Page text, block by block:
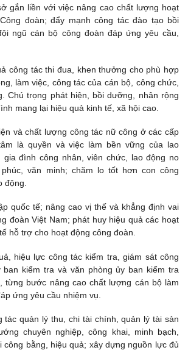
gắn liền với việc nâng cao chất lượng hoạt
đoàn; đẩy mạnh công tác đào tạo bồi
ngũ cán bộ công đoàn đáp ứng yêu cầu,
công tác thi đua, khen thưởng cho phù hợp
làm việc, công tác của cán bộ, công chức,
Chú trọng phát hiện, bồi dưỡng, nhân rộng
mang lại hiệu quả kinh tế, xã hội cao.
và chất lượng công tác nữ công ở các cấp
là quyền và việc làm bền vững của lao
đình công nhân, viên chức, lao động no
văn minh; chăm lo tốt hơn con công
động.
quốc tế; nâng cao vị thế và khẳng định vai
đoàn Việt Nam; phát huy hiệu quả các hoạt
hỗ trợ cho hoạt động công đoàn.
hiệu lực công tác kiểm tra, giám sát công
ban kiểm tra và văn phòng ủy ban kiểm tra
từng bước nâng cao chất lượng cán bộ làm
ứng yêu cầu nhiệm vụ.
tác quản lý thu, chi tài chính, quản lý tài sản
chuyên nghiệp, công khai, minh bạch,
công bằng, hiệu quả; xây dựng nguồn lực đủ